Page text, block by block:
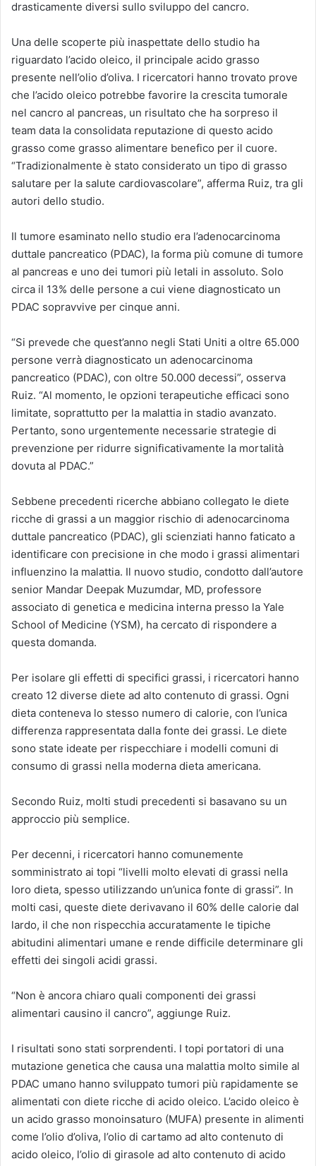
drasticamente diversi sullo sviluppo del cancro.
Una delle scoperte più inaspettate dello studio ha
riguardato l’acido oleico, il principale acido grasso
presente nell’olio d’oliva. I ricercatori hanno trovato prove
che l’acido oleico potrebbe favorire la crescita tumorale
nel cancro al pancreas, un risultato che ha sorpreso il
team data la consolidata reputazione di questo acido
grasso come grasso alimentare benefico per il cuore.
“Tradizionalmente è stato considerato un tipo di grasso
salutare per la salute cardiovascolare”, afferma Ruiz, tra gli
autori dello studio.
Il tumore esaminato nello studio era l’adenocarcinoma
duttale pancreatico (PDAC), la forma più comune di tumore
al pancreas e uno dei tumori più letali in assoluto. Solo
circa il 13% delle persone a cui viene diagnosticato un
PDAC sopravvive per cinque anni.
“Si prevede che quest’anno negli Stati Uniti a oltre 65.000
persone verrà diagnosticato un adenocarcinoma
pancreatico (PDAC), con oltre 50.000 decessi”, osserva
Ruiz. “Al momento, le opzioni terapeutiche efficaci sono
limitate, soprattutto per la malattia in stadio avanzato.
Pertanto, sono urgentemente necessarie strategie di
prevenzione per ridurre significativamente la mortalità
dovuta al PDAC.”
Sebbene precedenti ricerche abbiano collegato le diete
ricche di grassi a un maggior rischio di adenocarcinoma
duttale pancreatico (PDAC), gli scienziati hanno faticato a
identificare con precisione in che modo i grassi alimentari
influenzino la malattia. Il nuovo studio, condotto dall’autore
senior Mandar Deepak Muzumdar, MD, professore
associato di genetica e medicina interna presso la Yale
School of Medicine (YSM), ha cercato di rispondere a
questa domanda.
Per isolare gli effetti di specifici grassi, i ricercatori hanno
creato 12 diverse diete ad alto contenuto di grassi. Ogni
dieta conteneva lo stesso numero di calorie, con l’unica
differenza rappresentata dalla fonte dei grassi. Le diete
sono state ideate per rispecchiare i modelli comuni di
consumo di grassi nella moderna dieta americana.
Secondo Ruiz, molti studi precedenti si basavano su un
approccio più semplice.
Per decenni, i ricercatori hanno comunemente
somministrato ai topi “livelli molto elevati di grassi nella
loro dieta, spesso utilizzando un’unica fonte di grassi”. In
molti casi, queste diete derivavano il 60% delle calorie dal
lardo, il che non rispecchia accuratamente le tipiche
abitudini alimentari umane e rende difficile determinare gli
effetti dei singoli acidi grassi.
“Non è ancora chiaro quali componenti dei grassi
alimentari causino il cancro”, aggiunge Ruiz.
I risultati sono stati sorprendenti. I topi portatori di una
mutazione genetica che causa una malattia molto simile al
PDAC umano hanno sviluppato tumori più rapidamente se
alimentati con diete ricche di acido oleico. L’acido oleico è
un acido grasso monoinsaturo (MUFA) presente in alimenti
come l’olio d’oliva, l’olio di cartamo ad alto contenuto di
acido oleico, l’olio di girasole ad alto contenuto di acido